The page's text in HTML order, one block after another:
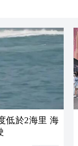
低於2海里 海